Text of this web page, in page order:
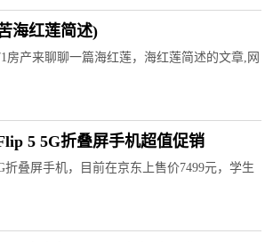
海红莲简述)
房产来聊聊一篇海红莲，海红莲简述的文章,网
5 5G折叠屏手机超值促销
折叠屏手机，目前在京东上售价7499元，学生